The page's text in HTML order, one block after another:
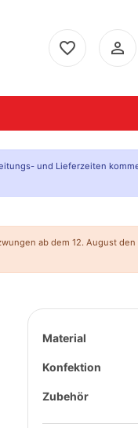
favorite_border person_outline
und Lieferzeiten
ab dem 12. August den
Material
Konfektion
Zubehör